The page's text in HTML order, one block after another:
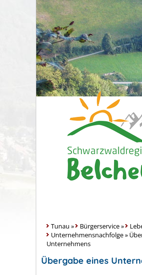
Tunau » Bürgerservice»
Unternehmensnachfolge»
Unternehmens
Übergabe eines